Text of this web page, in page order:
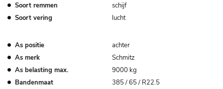
Soort remmen
schijf
Soort vering
lucht
As positie
achter
As merk
Schmitz
As belasting max.
9000 kg
Bandenmaat
385 / 65 / R22.5